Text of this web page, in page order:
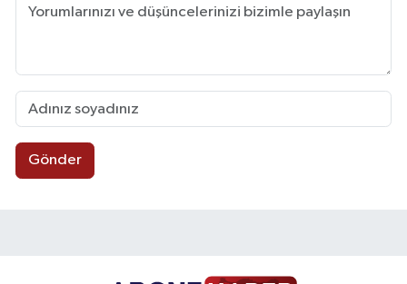
Gönder